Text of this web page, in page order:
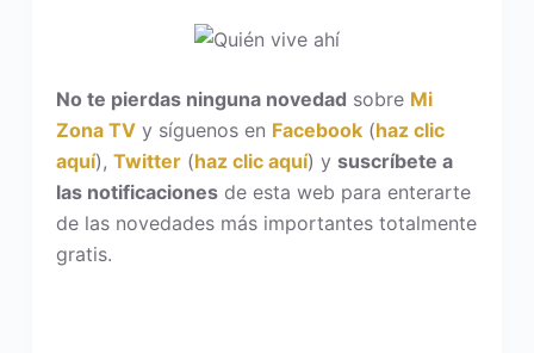
No te pierdas ninguna novedad sobre Mi
Zona TVy síguenos en Facebook(haz clic
aquí), Twitter(haz clic aquí) y suscríbete a
las notificacionesde esta web para enterarte
de las novedades más importantes totalmente
gratis.